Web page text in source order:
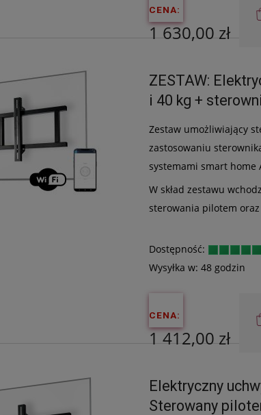
CENA:
1 630,00 zł
1 325,20 zł
ZESTAW:
i 40 kg +
Zestaw umożliwiający
zastosowaniu
systemami smart home
W skład zestawu
sterowania pilotem
Dostępność:
Wysyłka w: 48 godzin
CENA:
1 412,00 zł
1 147,97 zł
Elektryczny
Sterowany